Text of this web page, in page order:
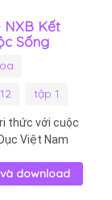
NXB Kết
Sống
tập 1
thức với cuộc
Việt Nam
download